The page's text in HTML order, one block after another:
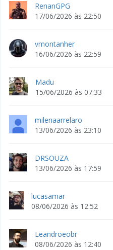
RenanGPG
17/06/2026 às 22:50
vmontanher
16/06/2026 às 22:59
Madu
15/06/2026 às 07:33
milenaarrelaro
13/06/2026 às 23:10
DRSOUZA
13/06/2026 às 17:59
lucasamar
08/06/2026 às 12:52
Leandroeobr
08/06/2026 às 12:40